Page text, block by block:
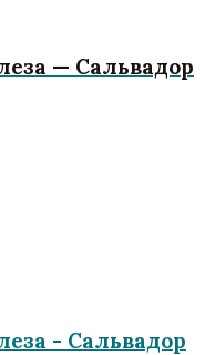
— Сальвадор
- Сальвадор